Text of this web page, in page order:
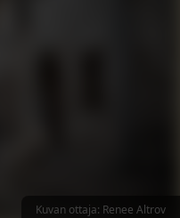
Kuvan ottaja: Renee Altrov